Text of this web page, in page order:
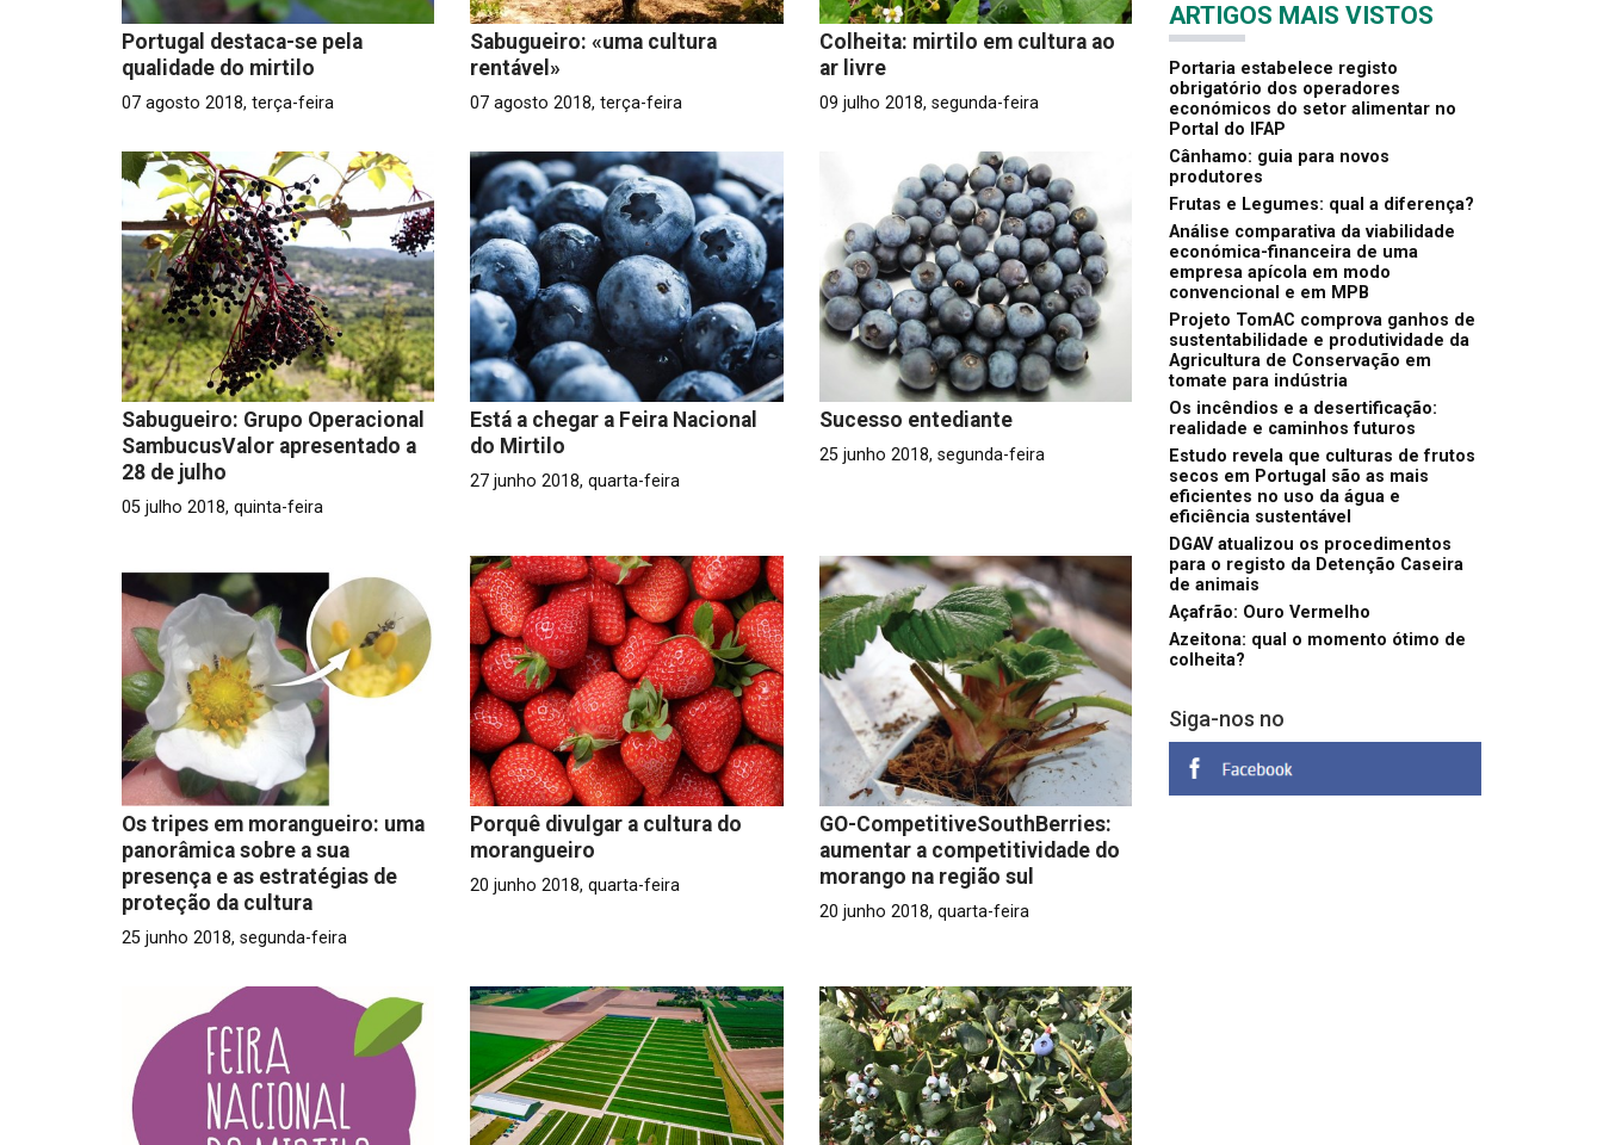
Portugal destaca-se pela
qualidade do mirtilo
07 agosto 2018, terça-feira
Sabugueiro: «uma cultura
rentável»
07 agosto 2018, terça-feira
Colheita: mirtilo em cultura ao
ar livre
09 julho 2018, segunda-feira
Sabugueiro: Grupo Operacional
SambucusValor apresentado a
28 de julho
05 julho 2018, quinta-feira
Está a chegar a Feira Nacional
do Mirtilo
27 junho 2018, quarta-feira
Sucesso entediante
25 junho 2018, segunda-feira
Os tripes em morangueiro: uma
panorâmica sobre a sua
presença e as estratégias de
proteção da cultura
25 junho 2018, segunda-feira
Porquê divulgar a cultura do
morangueiro
20 junho 2018, quarta-feira
GO-CompetitiveSouthBerries:
aumentar a competitividade do
morango na região sul
20 junho 2018, quarta-feira
ARTIGOS MAIS VISTOS
Portaria estabelece registo
obrigatório dos operadores
económicos do setor alimentar no
Portal do IFAP
Cânhamo: guia para novos
produtores
Frutas e Legumes: qual a diferença?
Análise comparativa da viabilidade
económica-financeira de uma
empresa apícola em modo
convencional e em MPB
Projeto TomAC comprova ganhos de
sustentabilidade e produtividade da
Agricultura de Conservação em
tomate para indústria
Os incêndios e a desertificação:
realidade e caminhos futuros
Estudo revela que culturas de frutos
secos em Portugal são as mais
eficientes no uso da água e
eficiência sustentável
DGAV atualizou os procedimentos
para o registo da Detenção Caseira
de animais
Açafrão: Ouro Vermelho
Azeitona: qual o momento ótimo de
colheita?
Siga-nos no